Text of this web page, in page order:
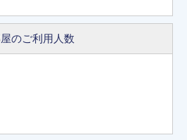
のご利用人数